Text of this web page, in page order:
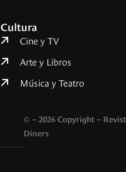
Cultura
Cine y TV
Arte y Libros
Música y Teatro
© – 2026 Copyright –
Diners